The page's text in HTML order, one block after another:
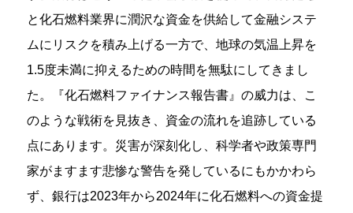
と化石燃料業界に潤沢な資金を供給して金融システ
ムにリスクを積み上げる一方で、地球の気温上昇を
1.5度未満に抑えるための時間を無駄にしてきまし
た。『化石燃料ファイナンス報告書』の威力は、こ
のような戦術を見抜き、資金の流れを追跡している
点にあります。災害が深刻化し、科学者や政策専門
家がますます悲惨な警告を発しているにもかかわら
ず、銀行は2023年から2024年に化石燃料への資金提